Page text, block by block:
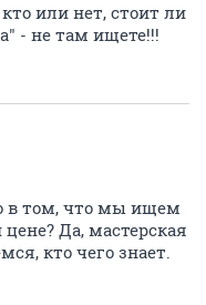
или нет, стоит ли
- не там ищете!!!
в том, что мы ищем
Да, мастерская
кто чего знает.